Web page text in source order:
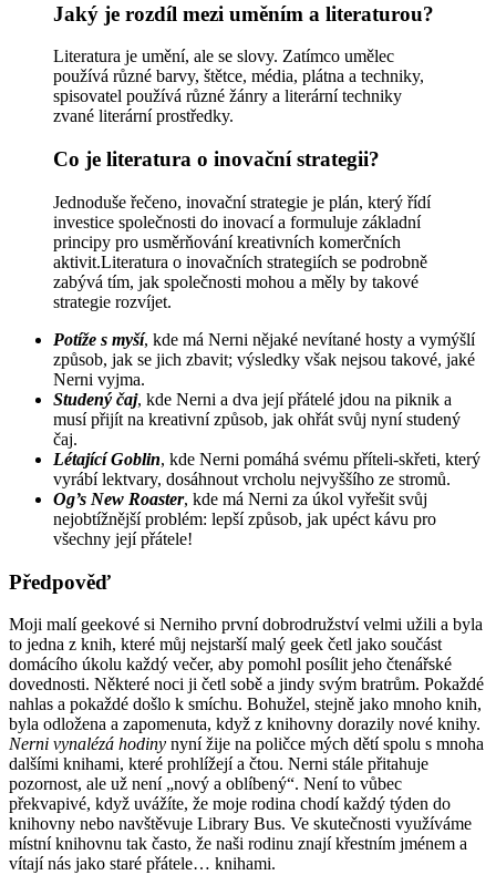
Jaký je rozdíl mezi uměním a literaturou?
Literatura je umění, ale se slovy. Zatímco umělec
používá různé barvy, štětce, média, plátna a techniky,
spisovatel používá různé žánry a literární techniky
zvané literární prostředky.
Co je literatura o inovační strategii?
Jednoduše řečeno, inovační strategie je plán, který řídí
investice společnosti do inovací a formuluje základní
principy pro usměrňování kreativních komerčních
aktivit.Literatura o inovačních strategiích se podrobně
zabývá tím, jak společnosti mohou a měly by takové
strategie rozvíjet.
Potíže s myší, kde má Nerni nějaké nevítané hosty a vymýšlí
způsob, jak se jich zbavit; výsledky však nejsou takové, jaké
Nerni vyjma.
Studený čaj, kde Nerni a dva její přátelé jdou na piknik a
musí přijít na kreativní způsob, jak ohřát svůj nyní studený
čaj.
Létající Goblin, kde Nerni pomáhá svému příteli-skřeti, který
vyrábí lektvary, dosáhnout vrcholu nejvyššího ze stromů.
Og’s New Roaster, kde má Nerni za úkol vyřešit svůj
nejobtížnější problém: lepší způsob, jak upéct kávu pro
všechny její přátele!
Předpověď
Moji malí geekové si Nerniho první dobrodružství velmi užili a byla
to jedna z knih, které můj nejstarší malý geek četl jako součást
domácího úkolu každý večer, aby pomohl posílit jeho čtenářské
dovednosti. Některé noci ji četl sobě a jindy svým bratrům. Pokaždé
nahlas a pokaždé došlo k smíchu. Bohužel, stejně jako mnoho knih,
byla odložena a zapomenuta, když z knihovny dorazily nové knihy.
Nerni vynalézá hodiny nyní žije na poličce mých dětí spolu s mnoha
dalšími knihami, které prohlížejí a čtou. Nerni stále přitahuje
pozornost, ale už není „nový a oblíbený“. Není to vůbec
překvapivé, když uvážíte, že moje rodina chodí každý týden do
knihovny nebo navštěvuje Library Bus. Ve skutečnosti využíváme
místní knihovnu tak často, že naši rodinu znají křestním jménem a
vítají nás jako staré přátele… knihami.